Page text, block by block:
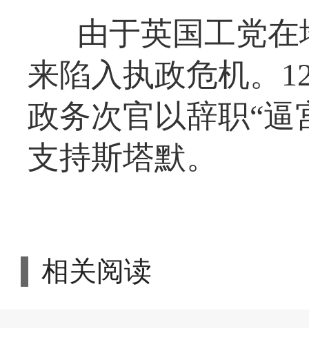
由于英国工党
来陷入执政危机。
政务次官以辞职“
支持斯塔默。
相关阅读